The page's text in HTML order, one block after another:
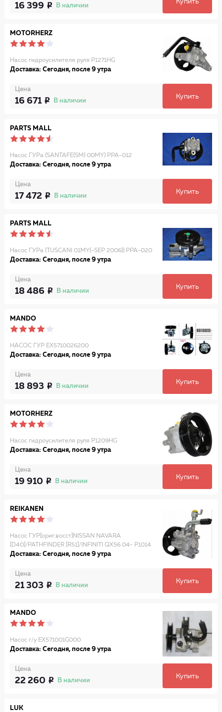
16 399 В наличии
Купить
MOTORHERZ
Насос гидроусилителя руля P1271HG
Доставка: Сегодня, после 9 утра
Цена
16 671 В наличии
Купить
PARTS MALL
Насос ГУРа (SANTAFE(SM) 00MY) PPA-012
Доставка: Сегодня, после 9 утра
Цена
17 472 В наличии
Купить
PARTS MALL
Насос ГУРа (TUSCANI 01MY(-SEP 2006)) PPA-020
Доставка: Сегодня, после 9 утра
Цена
18 486 В наличии
Купить
MANDO
НАСОС ГУР EX5710026200
Доставка: Сегодня, после 9 утра
Цена
18 893 В наличии
Купить
MOTORHERZ
Насос гидроусилителя руля P1209HG
Доставка: Сегодня, после 9 утра
Цена
19 910 В наличии
Купить
REIKANEN
Насос ГУР[ориг.восст]NISSAN NAVARA
[D40]/PATHFINDER [R51]/INFINITI QX56 04- P1014
Доставка: Сегодня, после 9 утра
Цена
21 303 В наличии
Купить
MANDO
Насос г/у EX571001G000
Доставка: Сегодня, после 9 утра
Цена
22 260 В наличии
Купить
LUK